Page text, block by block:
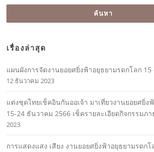
เรื่องล่าสุด
แผนผังการจัดงานยอยศยิ่งฟ้าอยุธยามรดกโลก
12 ธันวาคม 2023
แต่งชุดไทยเช็คอินกันออเจ้า มาเที่ยวงานยอยศยิ่ง
15-24 ธันวาคม 2566 เช็ครายละเอียดกิจกรรมภ
2023
การแสดงแสง เสียง งานยอยศยิ่งฟ้าอยุธยามรดก